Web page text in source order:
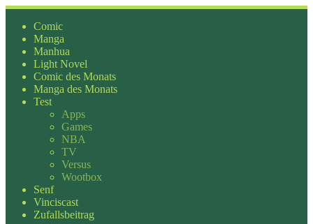
Zum
Inhalt
springen
Comic
Manga
Manhua
Light Novel
Comic des Monats
Manga des Monats
Test
Apps
Games
NBA
TV
Versus
Wootbox
Senf
Vinciscast
Zufallsbeitrag